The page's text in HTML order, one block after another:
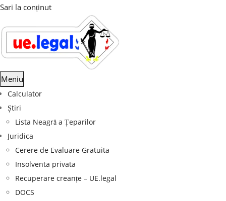
Sari la conținut
Meniu
Calculator
Știri
Lista Neagră a Țeparilor
Juridica
Cerere de Evaluare Gratuita
Insolventa privata
Recuperare creanțe – UE.legal
DOCS